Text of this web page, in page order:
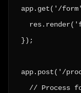
app.get('/
});
app.post('/
// Process